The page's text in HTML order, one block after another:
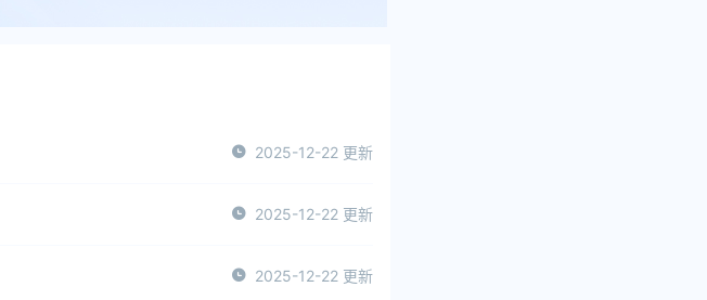
2025-12-22 更新
2025-12-22 更新
2025-12-22 更新